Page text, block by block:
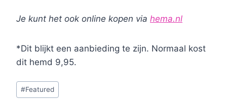
Je kunt het ook online kopen via hema.nl
*Dit blijkt een aanbieding te zijn. Normaal kost
dit hemd 9,95.
Post
Tags:
#Featured